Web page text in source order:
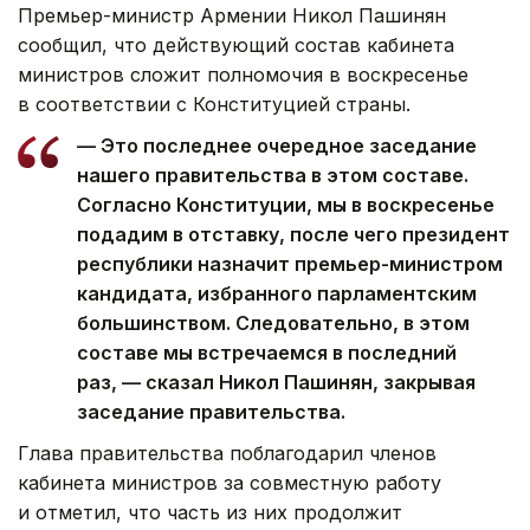
Премьер-министр Армении Никол Пашинян
сообщил, что действующий состав кабинета
министров сложит полномочия в воскресенье
в соответствии с Конституцией страны.
— Это последнее очередное заседание
нашего правительства в этом составе.
Согласно Конституции, мы в воскресенье
подадим в отставку, после чего президент
республики назначит премьер-министром
кандидата, избранного парламентским
большинством. Следовательно, в этом
составе мы встречаемся в последний
раз, — сказал Никол Пашинян, закрывая
заседание правительства.
Глава правительства поблагодарил членов
кабинета министров за совместную работу
и отметил, что часть из них продолжит